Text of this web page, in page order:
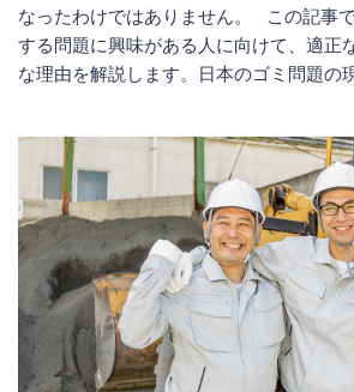
なったわけではありません。 この記事
する問題に興味がある人に向けて、適正
な理由を解説します。日本のゴミ問題の